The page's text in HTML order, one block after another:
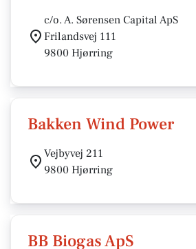
c/o. A. Sørensen Capital ApS
Frilandsvej 111
9800 Hjørring
Bakken Wind Power
Vejbyvej 211
9800 Hjørring
BB Biogas ApS